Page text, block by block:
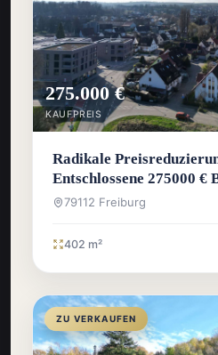
275.000 €
KAUFPREIS
Radikale
Entschlossene 275000 €
Häuser
79112 Freiburg
402 m²
ZU VERKAUFEN